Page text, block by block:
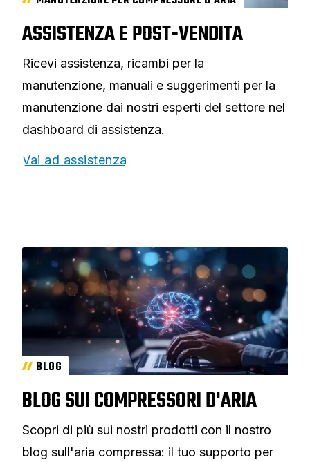
ASSISTENZA E POST-VENDITA
Ricevi assistenza, ricambi per la
manutenzione, manuali e suggerimenti per la
manutenzione dai nostri esperti del settore nel
dashboard di assistenza.
Vai ad assistenza
BLOG
BLOG SUI COMPRESSORI D'ARIA
Scopri di più sui nostri prodotti con il nostro
blog sull'aria compressa: il tuo supporto per